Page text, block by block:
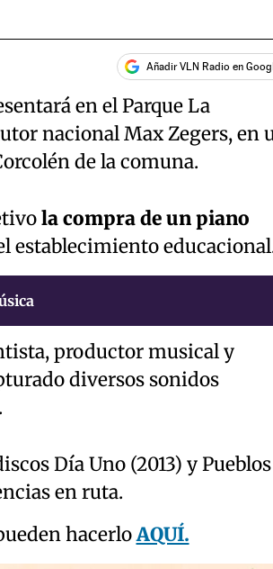
Añadir VLN Radio en
en el Parque La
nacional Max Zegers, en
de la comuna.
la compra de un piano
establecimiento
productor musical y
diversos sonidos
Día Uno (2013) y Pueblos
en ruta.
hacerloAQUÍ.